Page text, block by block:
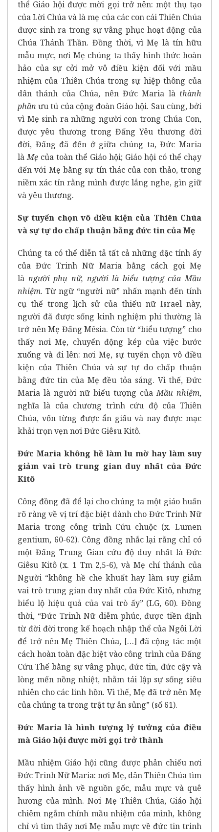
thể Giáo hội được mời gọi trở nên: một thụ tạo
của Lời Chúa và là mẹ của các con cái Thiên Chúa
được sinh ra trong sự vâng phục hoạt động của
Chúa Thánh Thần. Đồng thời, vì Mẹ là tín hữu
mẫu mực, nơi Mẹ chúng ta thấy hình thức hoàn
hảo của sự cởi mở vô điều kiện đối với mầu
nhiệm của Thiên Chúa trong sự hiệp thông của
dân thánh của Chúa, nên Đức Maria là thành
phầnưu tú của cộng đoàn Giáo hội. Sau cùng, bởi
vì Mẹ sinh ra những người con trong Chúa Con,
được yêu thương trong Đấng Yêu thương đời
đời, Đấng đã đến ở giữa chúng ta, Đức Maria
làMẹ của toàn thể Giáo hội; Giáo hội có thể chạy
đến với Mẹ bằng sự tín thác của con thảo, trong
niềm xác tín rằng mình được lắng nghe, gìn giữ
và yêu thương.
Sự tuyển chọn vô điều kiện của Thiên Chúa
và sự tự do chấp thuận bằng đức tin của Mẹ
Chúng ta có thể diễn tả tất cả những đặc tính ấy
của Đức Trinh Nữ Maria bằng cách gọi Mẹ
là người phụ nữ, người là biểu tượng của Mầu
nhiệm. Từ ngữ “người nữ” nhấn mạnh đến tính
cụ thể trong lịch sử của thiếu nữ Israel này,
người đã được sống kinh nghiệm phi thường là
trở nên Mẹ Đấng Mêsia. Còn từ “biểu tượng” cho
thấy nơi Mẹ, chuyển động kép của việc bước
xuống và đi lên: nơi Mẹ, sự tuyển chọn vô điều
kiện của Thiên Chúa và sự tự do chấp thuận
bằng đức tin của Mẹ đều tỏa sáng. Vì thế, Đức
Maria là người nữ biểu tượng củaMầu nhiệm,
nghĩa là của chương trình cứu độ của Thiên
Chúa, vốn từng được ẩn giấu và nay được mạc
khải trọn vẹn nơi Đức Giêsu Kitô.
Đức Maria không hề làm lu mờ hay làm suy
giảm vai trò trung gian duy nhất của Đức
Kitô
Công đồng đã để lại cho chúng ta một giáo huấn
rõ ràng về vị trí đặc biệt dành cho Đức Trinh Nữ
Maria trong công trình Cứu chuộc (x. Lumen
gentium, 60-62). Công đồng nhắc lại rằng chỉ có
một Đấng Trung Gian cứu độ duy nhất là Đức
Giêsu Kitô (x. 1 Tm 2,5-6), và Mẹ chí thánh của
Người “không hề che khuất hay làm suy giảm
vai trò trung gian duy nhất của Đức Kitô, nhưng
biểu lộ hiệu quả của vai trò ấy” (LG, 60). Đồng
thời, “Đức Trinh Nữ diễm phúc, được tiền định
từ đời đời trong kế hoạch nhập thể của Ngôi Lời
để trở nên Mẹ Thiên Chúa, […] đã cộng tác một
cách hoàn toàn đặc biệt vào công trình của Đấng
Cứu Thế bằng sự vâng phục, đức tin, đức cậy và
lòng mến nồng nhiệt, nhằm tái lập sự sống siêu
nhiên cho các linh hồn. Vì thế, Mẹ đã trở nên Mẹ
của chúng ta trong trật tự ân sủng” (số 61).
Đức Maria là hình tượng lý tưởng của điều
mà Giáo hội được mời gọi trở thành
Mầu nhiệm Giáo hội cũng được phản chiếu nơi
Đức Trinh Nữ Maria: nơi Mẹ, dân Thiên Chúa tìm
thấy hình ảnh về nguồn gốc, mẫu mực và quê
hương của mình. Nơi Mẹ Thiên Chúa, Giáo hội
chiêm ngắm chính mầu nhiệm của mình, không
chỉ vì tìm thấy nơi Mẹ mẫu mực về đức tin trinh